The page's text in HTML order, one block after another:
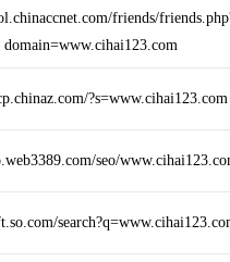
friends/
domain=www.cihai123.com
?s=www.cihai123.com
seo/